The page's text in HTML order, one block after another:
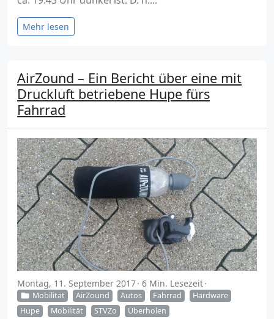
Mehr lesen
AirZound – Ein Bericht über eine mit
Druckluft betriebene Hupe fürs
Fahrrad
Montag, 11. September 2017 6 Min. Lesezeit
Mobilität AirZound Autos Fahrrad
Hardware
Hupe
Mobilität STVZo Überholen